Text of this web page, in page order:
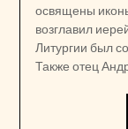
освящены
возглавил
Литургии был
Также отец